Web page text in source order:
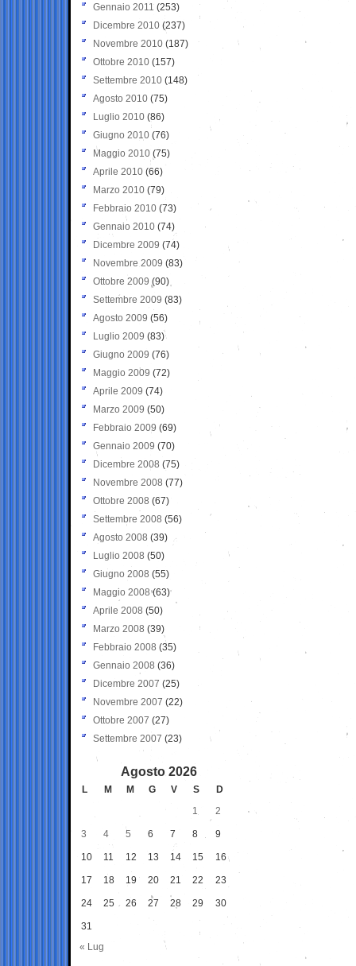
Gennaio 2011 (253)
Dicembre 2010 (237)
Novembre 2010 (187)
Ottobre 2010 (157)
Settembre 2010 (148)
Agosto 2010 (75)
Luglio 2010 (86)
Giugno 2010 (76)
Maggio 2010 (75)
Aprile 2010 (66)
Marzo 2010 (79)
Febbraio 2010 (73)
Gennaio 2010 (74)
Dicembre 2009 (74)
Novembre 2009 (83)
Ottobre 2009 (90)
Settembre 2009 (83)
Agosto 2009 (56)
Luglio 2009 (83)
Giugno 2009 (76)
Maggio 2009 (72)
Aprile 2009 (74)
Marzo 2009 (50)
Febbraio 2009 (69)
Gennaio 2009 (70)
Dicembre 2008 (75)
Novembre 2008 (77)
Ottobre 2008 (67)
Settembre 2008 (56)
Agosto 2008 (39)
Luglio 2008 (50)
Giugno 2008 (55)
Maggio 2008(63)
Aprile 2008 (50)
Marzo 2008 (39)
Febbraio 2008 (35)
Gennaio 2008 (36)
Dicembre 2007 (25)
Novembre 2007 (22)
Ottobre 2007 (27)
Settembre 2007 (23)
Agosto 2026
L M M G V S
D
1
2
3 4 5 6 7 8 9
10 11 12 13 14 15 16
17 18 19 20 21 22 23
24 25 26 27 28 29 30
31
« Lug